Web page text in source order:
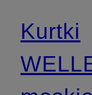
Kurtki